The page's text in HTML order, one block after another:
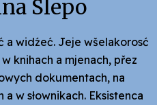
Slepo
a widźeć. Jeje wšelakorosć
knihach a mjenach, přez
dokumentach, na
w słownikach. Eksistenca